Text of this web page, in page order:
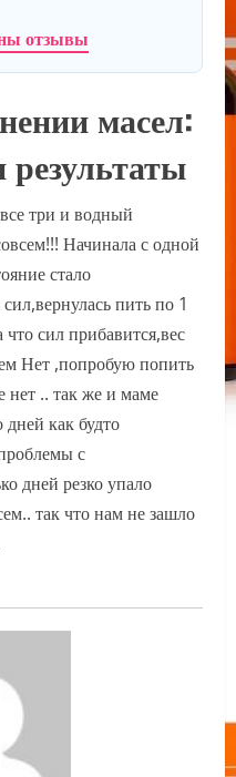
отзывы
масел:
три и водный
Начинала с одной
стало
пить по 1
сил прибавится,вес
Нет ,попробую попить
.. так же и маме
дней как будто
с
дней резко упало
так что нам не зашло